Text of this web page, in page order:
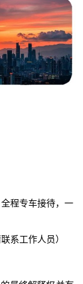
程专车接待，一
系工作人员）